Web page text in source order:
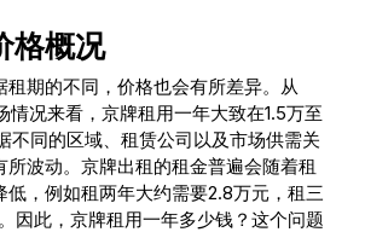
格概况
租期的不同，价格也会有所差异。从
情况来看，京牌租用一年大致在1.5万至
不同的区域、租赁公司以及市场供需关
所波动。京牌出租的租金普遍会随着租
低，例如租两年大约需要2.8万元，租三
因此，京牌租用一年多少钱？这个问题